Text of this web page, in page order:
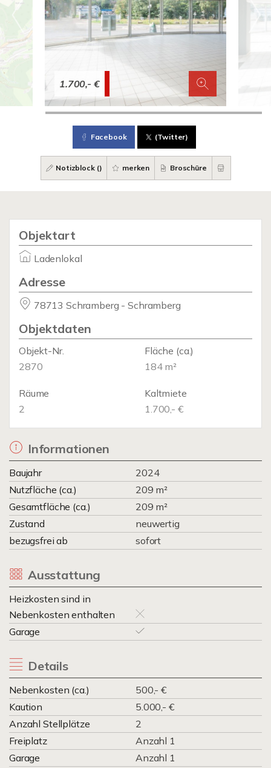
1.700,- €
Facebook (Twitter)
Notizblock () merken Broschüre
Objektart
Ladenlokal
Adresse
78713 Schramberg - Schramberg
Objektdaten
Objekt-Nr.
2870
Fläche (ca.)
184 m²
Räume
2
Kaltmiete
1.700,- €
Informationen
Baujahr
2024
Nutzfläche (ca.)
209 m²
Gesamtfläche (ca.)
209 m²
Zustand
neuwertig
bezugsfrei ab
sofort
Ausstattung
Heizkosten sind in
Nebenkosten enthalten
Garage
Details
Nebenkosten (ca.)
500,- €
Kaution
5.000,- €
Anzahl Stellplätze
2
Freiplatz
Anzahl 1
Garage
Anzahl 1